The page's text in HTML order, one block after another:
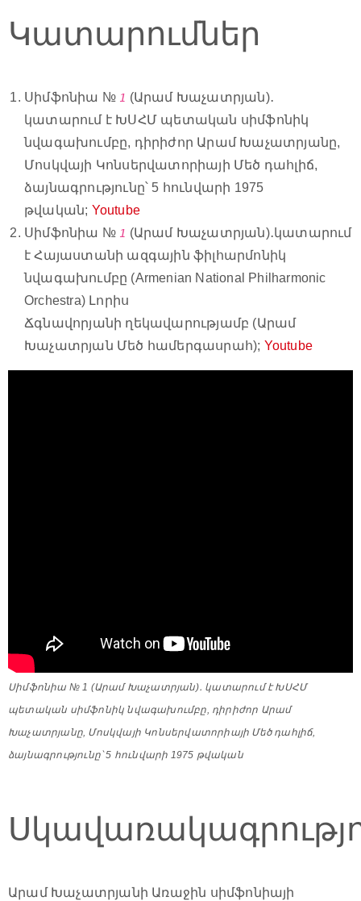
Կատարումներ
Սիմֆոնիա № 1 (Արամ Խաչատրյան)․
կատարում է ԽՍՀՄ պետական սիմֆոնիկ
նվագախումբը, դիրիժոր Արամ Խաչատրյանը,
Մոսկվայի Կոնսերվատորիայի Մեծ դահլիճ,
ձայնագրությունը՝ 5 հունվարի 1975
թվական; Youtube
Սիմֆոնիա № 1 (Արամ Խաչատրյան)․կատարում
է Հայաստանի ազգային ֆիլհարմոնիկ
նվագախումբը (Armenian National Philharmonic
Orchestra) Լորիս
Ճգնավորյանի ղեկավարությամբ (Արամ
Խաչատրյան Մեծ համերգասրահ); Youtube
Սիմֆոնիա № 1 (Արամ Խաչատրյան)․ կատարում է ԽՍՀՄ
պետական սիմֆոնիկ նվագախումբը, դիրիժոր Արամ
Խաչատրյանը, Մոսկվայի Կոնսերվատորիայի Մեծ դահլիճ,
ձայնագրությունը՝ 5 հունվարի 1975 թվական
Արամ Խաչատրյանի Առաջին սիմֆոնիայի